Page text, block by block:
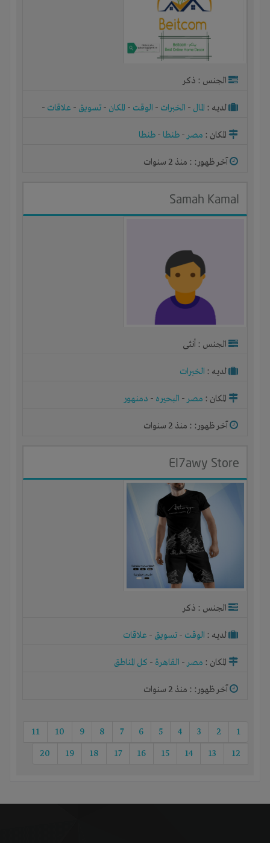
الجنس : ذكر
لديـه : المال - الخبرات - الوقت - المكان - تسويق - علاقات -
المكان : مصر- طنطا - طنطا
آخر ظهور: : منذ 2 سنوات
Samah Kamal
الجنس : أنثى
لديـه : الخبرات
المكان : مصر- البحيره - دمنهور
آخر ظهور: : منذ 2 سنوات
El7awy Store
الجنس : ذكر
لديـه : الوقت - تسويق - علاقات
المكان : مصر- القاهرة - كل المناطق
آخر ظهور: : منذ 2 سنوات
1
2
3
4
5
6
7
8
9
10
11
12
13
14
15
16
17
18
19
20